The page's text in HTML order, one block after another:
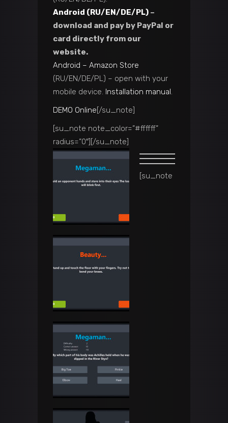
Android (RU/EN/DE/PL) –
download and pay by PayPal or
card directly from our
website.
Android – Amazon Store
(RU/EN/DE/PL) – open with your
mobile device. Installation manual.
DEMO Online[/su_note]
[su_note note_color=”#ffffff”
radius=”0″] [/su_note]
[su_note